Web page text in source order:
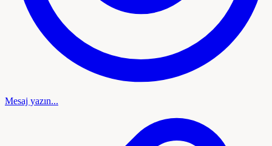
Mesaj yazın...